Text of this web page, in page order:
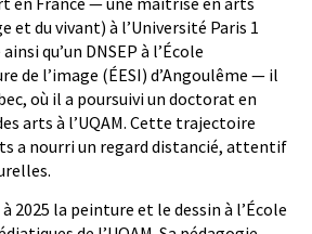
et du vivant) à l’Université Paris 1
qu’un DNSEP à l’École
de l’image (ÉESI) d’Angoulême — il
où il a poursuivi un doctorat en
arts à l’UQAM. Cette trajectoire
a nourri un regard distancié, attentif
2025 la peinture et le dessin à l’École